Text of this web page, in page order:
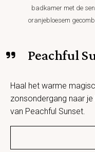
badkamer met de
oranjebloesem
Peachful
Haal het warme
zonsondergang naar
van Peachful Sunset.